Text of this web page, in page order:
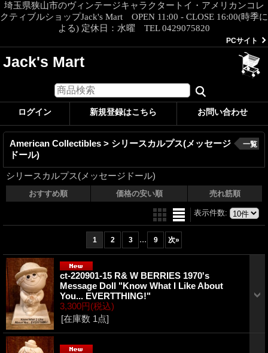
埼玉県狭山市のヴィンテージキャラクタートイ・アメリカンコレ
クティブルショップJack's Mart OPEN 11:00 - CLOSE 16:00(時季に
よる) 定休日：水曜 TEL 0429075820
PCサイト
Jack's Mart
ログイン 新規登録はこちら お問い合わせ
American Collectibles > シリースカルプス(メッセージ
ドール)
シリースカルプス(メッセージドール)
一覧
おすすめ順 価格の安い順 売れ筋順
表示件数:
1 2 3 ... 9 次»
ct-220901-15 R& W BERRIES 1970's
Message Doll "Know What I Like About
You... EVERTTHING!"
3,300円(税込)
[在庫数 1点]